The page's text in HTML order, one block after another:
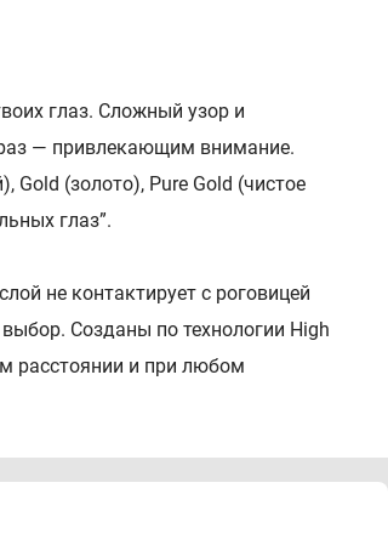
глаз. Сложный узор и
— привлекающим внимание.
(золото), Pure Gold (чистое
глаз”.
не контактирует с роговицей
Созданы по технологии High
расстоянии и при любом